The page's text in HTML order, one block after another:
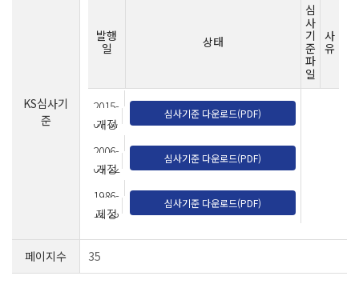
KS심사기
준
발행
일
상태
심
사
기
준
파
일
사
유
2015-
07-07
개정
심사기준 다운로드(PDF)
2006-
09-22
개정
심사기준 다운로드(PDF)
1986-
12-23
제정
심사기준 다운로드(PDF)
페이지수 35